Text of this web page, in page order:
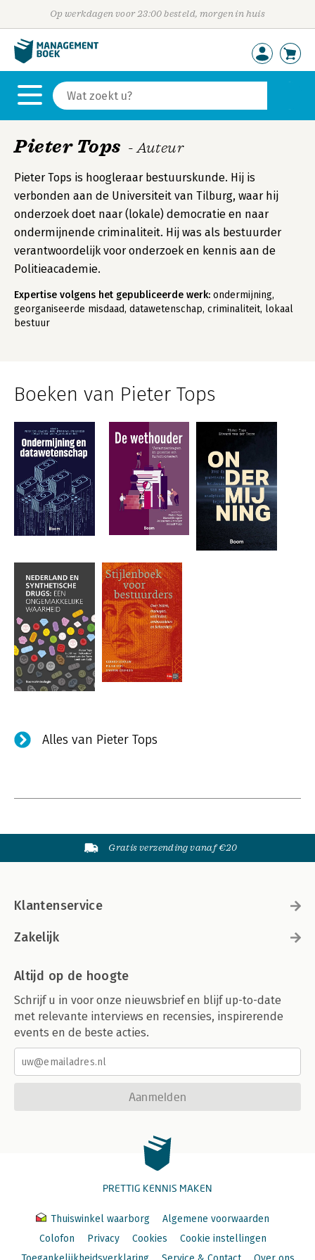
Op werkdagen voor 23:00 besteld, morgen in huis
Pieter Tops - Auteur
Pieter Tops is hoogleraar bestuurskunde. Hij is
verbonden aan de Universiteit van Tilburg, waar hij
onderzoek doet naar (lokale) democratie en naar
ondermijnende criminaliteit. Hij was als bestuurder
verantwoordelijk voor onderzoek en kennis aan de
Politieacademie.
Expertise volgens het gepubliceerde werk: ondermijning,
georganiseerde misdaad, datawetenschap, criminaliteit, lokaal
bestuur
Boeken van Pieter Tops
Alles van Pieter Tops
Gratis verzending vanaf €20
Klantenservice
Zakelijk
Altijd op de hoogte
Schrijf u in voor onze nieuwsbrief en blijf up-to-date
met relevante interviews en recensies, inspirerende
events en de beste acties.
Aanmelden
PRETTIG KENNIS MAKEN
Thuiswinkel waarborg
Algemene voorwaarden
Colofon
Privacy Cookies
Cookie instellingen